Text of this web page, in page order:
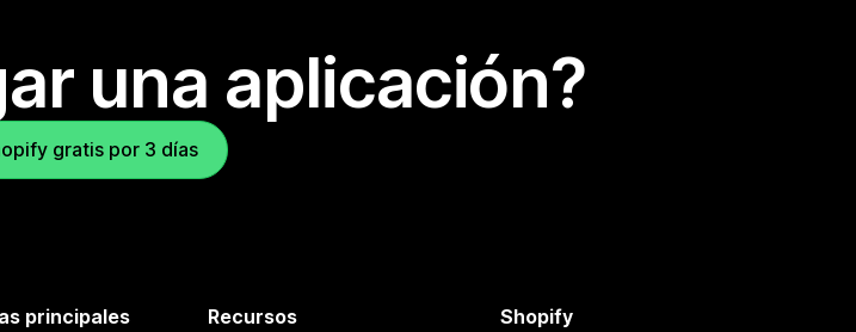
una aplicación?
gratis por 3 días
principales Recursos Shopify